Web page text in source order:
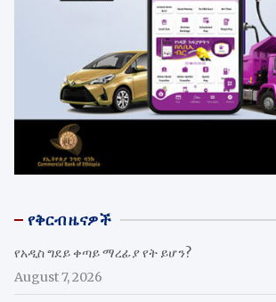
የቅርብ ዜናዎች
የአዲስ ግደይ ቀጣይ ማረፊያ የት ይሆን?
August 7, 2026